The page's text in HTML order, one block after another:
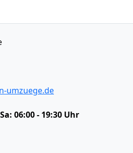
umzuege.de
06:00 - 19:30 Uhr